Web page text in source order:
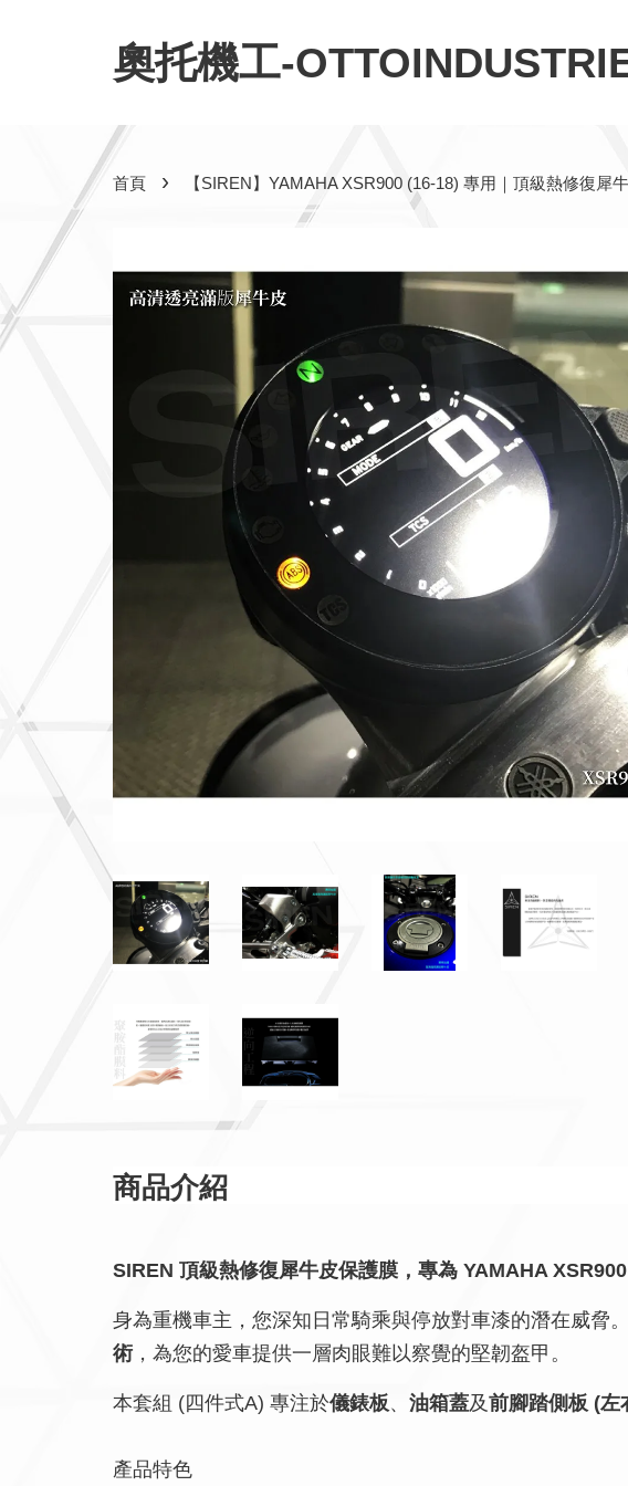
奧托機工-
首頁 › 【SIREN】YAMAHA XSR900 (16-18) 專用｜頂級熱修復犀
商品介紹
SIREN 頂級熱修復犀牛皮保護膜，專為 YAMAHA
身為重機車主，您深知日常騎乘與停放對車漆的潛在威脅
術，為您的愛車提供一層肉眼難以察覺的堅韌盔甲。
本套組 (四件式A) 專注於儀錶板、 油箱蓋及前腳踏側板 (左
產品特色